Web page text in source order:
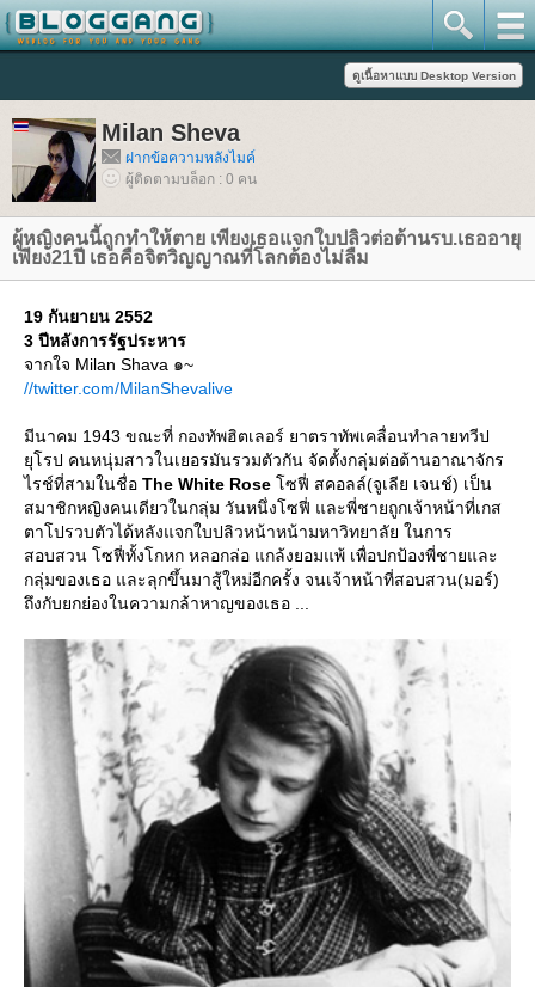
Milan Sheva
ฝากข้อความหลังไมค์
ผู้ติดตามบล็อก : 0 คน
ผู้หญิงคนนี้ถูกทำให้ตาย เพียงเธอแจกใบปลิวต่อต้านรบ.เธออายุ
เพียง21ปี เธอคือจิตวิญญาณที่โลกต้องไม่ลืม
19 กันยายน 2552
3 ปีหลังการรัฐประหาร
จากใจ Milan Shava ๑~
//twitter.com/MilanShevalive
มีนาคม 1943 ขณะที่ กองทัพฮิตเลอร์ ยาตราทัพเคลื่อนทำลายทวีป
ุโรป คนหนุ่มสาวในเยอรมันรวมตัวกัน จัดตั้งกลุ่มต่อต้านอาณาจักร
ไรช์ที่สามในชื่อ The White Rose ซฟี่ สคอลล์(จูเลีย เจนช์) เป็น
สมาชิกหญิงคนเดียวในกลุ่ม วันหนึ่งโซฟี่ และพี่ชายถูกเจ้าหน้าที่เกส
ตาโปรวบตัวได้หลังแจกใบปลิวหน้าหน้ามหาวิทยาลัย ในการ
สอบสวน โซฟี่ทั้งโกหก หลอกล่อ แกล้งยอมแพ้ เพื่อปกป้องพี่ชายและ
กลุ่มของเธอ และลุกขึ้นมาสู้ใหม่อีกครั้ง จนเจ้าหน้าที่สอบสวน(มอร์)
ถึงกับยกย่องในความกล้าหาญของเธอ ...